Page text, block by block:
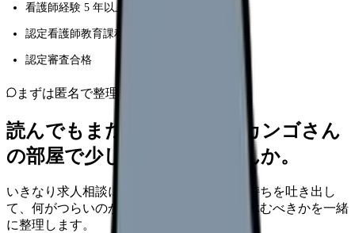
看護師経験 5 年以上（うち 3 年は該当領域）
認定看護師教育課程修了（6 ヶ月 or 1 年）
認定審査合格
まずは匿名で整理
読んでもまだ苦しいなら、カンゴさん
の部屋で少し話してみませんか。
いきなり求人相談には進みません。今の気持ちを吐き出し
て、何がつらいのか、辞めるべきか、少し休むべきかを一緒
に整理します。